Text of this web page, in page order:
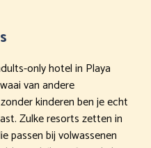
only hotel in Playa
van andere
kinderen ben je echt
Zulke resorts zetten in
passen bij volwassenen